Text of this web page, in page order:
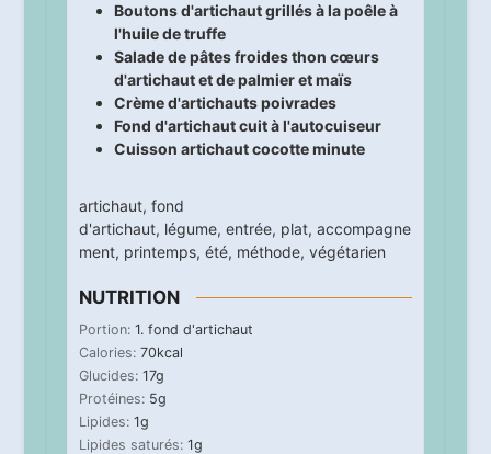
Boutons d'artichaut grillés à la poêle à
l'huile de truffe
Salade de pâtes froides thon cœurs
d'artichaut et de palmier et maïs
Crème d'artichauts poivrades
Fond d'artichaut cuit à l'autocuiseur
Cuisson artichaut cocotte minute
artichaut, fond
d'artichaut, légume, entrée, plat, accompagne
ment, printemps, été, méthode, végétarien
NUTRITION
Portion: 1. fond d'artichaut
Calories: 70kcal
Glucides: 17g
Protéines: 5g
Lipides: 1g
Lipides saturés: 1g